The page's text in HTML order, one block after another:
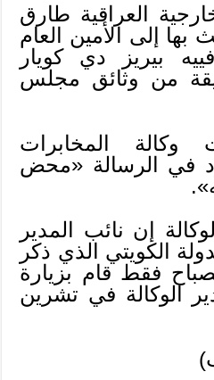
العراقية طارق
إلى الأمين العام
بيريز دي كويار
من وثائق مجلس
وكالة المخابرات
في الرسالة «محض
إن نائب المدير
الكويتي الذي ذكر
فقط قام بزيارة
الوكالة في تشرين